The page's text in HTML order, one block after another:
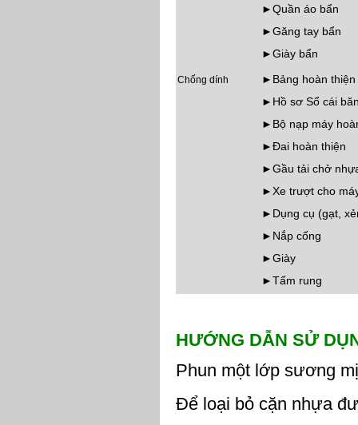
►Quần áo bẩn
►Găng tay bẩn
►Giày bẩn
Chống dính
►Bảng hoàn thiện
►Hồ sơ Sổ cái
►Bộ nạp máy
►Đai hoàn thiện
►Gầu tải chở
►Xe trượt cho
►Dụng cụ (gạt,
►Nắp cống
►Giày
►Tấm rung
HƯỚNG DẪN SỬDỤ
Phun một lớp sương
Để loại bỏ cặn nhựa